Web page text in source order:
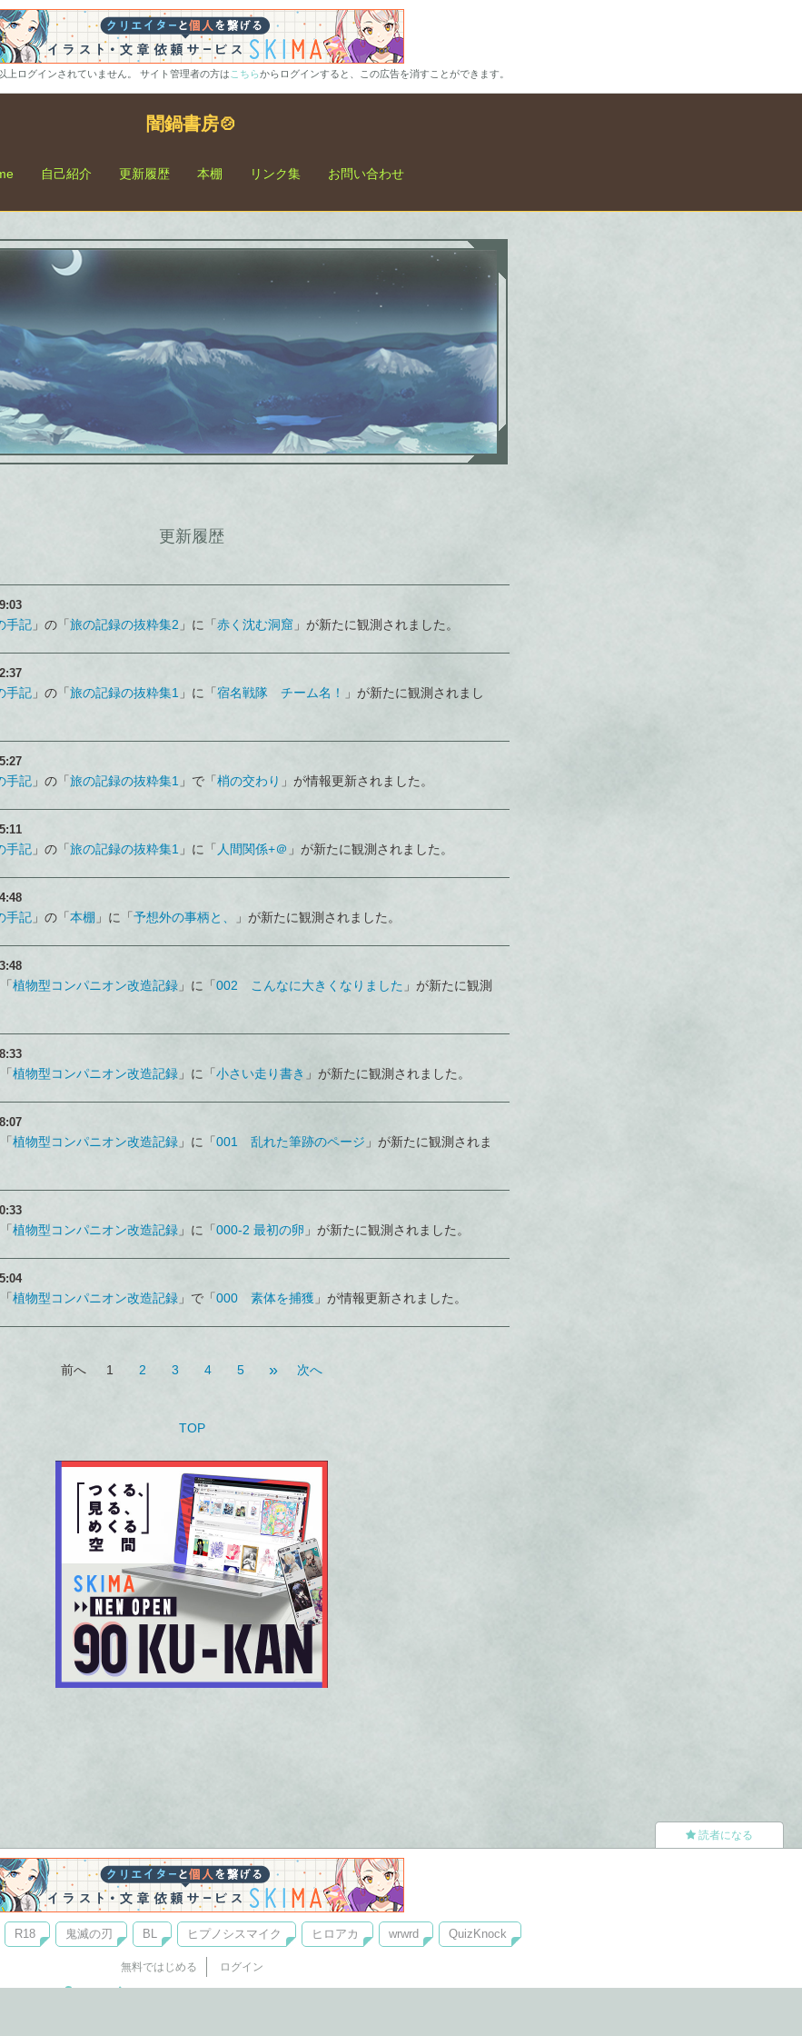
上ログインされていません。 サイト管理者の方は こちらからログインすると、この広告を消すことができます。
闇鍋書房🍲
自己紹介 更新履歴 本棚 リンク集 お問い合わせ
更新履歴
手記 」の「 旅の記録の抜粋集2 」に「 赤く沈む洞窟 」が新たに観測されました。
手記 」の「旅の記録の抜粋集1 」に「宿名戦隊 チーム名！
」が新たに観測されまし
手記 」の「 旅の記録の抜粋集1 」で「梢の交わり 」が情報更新されました。
手記 」の「 旅の記録の抜粋集1 」に「 人間関係+＠ 」が新たに観測されました。
手記 」の「 本棚 」に「予想外の事柄と、 」が新たに観測されました。
植物型コンパニオン改造記録 」に「002 こんなに大きくなりました 」が新たに観測
植物型コンパニオン改造記録 」に「小さい走り書き 」が新たに観測されました。
植物型コンパニオン改造記録 」に「001 乱れた筆跡のページ 」が新たに観測されま
植物型コンパニオン改造記録 」に「 000-2 最初の卵 」が新たに観測されました。
植物型コンパニオン改造記録 」で「 000 素体を捕獲 」が情報更新されました。
前へ 1 2 3 4 5 » 次へ
TOP
R18 鬼滅の刃 BL ヒプノシスマイク ヒロアカ wrwrd QuizKnock
無料ではじめる ログイン
読者になる